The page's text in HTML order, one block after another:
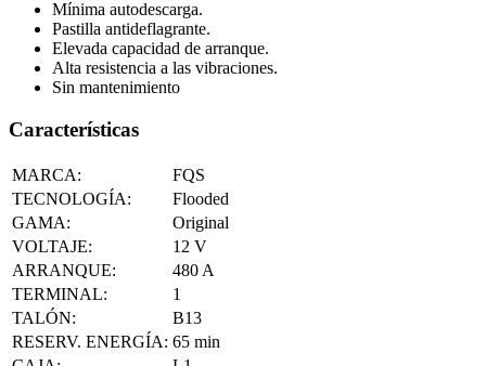
Mínima autodescarga.
Pastilla antideflagrante.
Elevada capacidad de arranque.
Alta resistencia a las vibraciones.
Sin mantenimiento
Características
MARCA:
FQS
TECNOLOGÍA:
Flooded
GAMA:
Original
VOLTAJE:
12 V
ARRANQUE:
480 A
TERMINAL:
1
TALÓN:
B13
RESERV. ENERGÍA: 65 min